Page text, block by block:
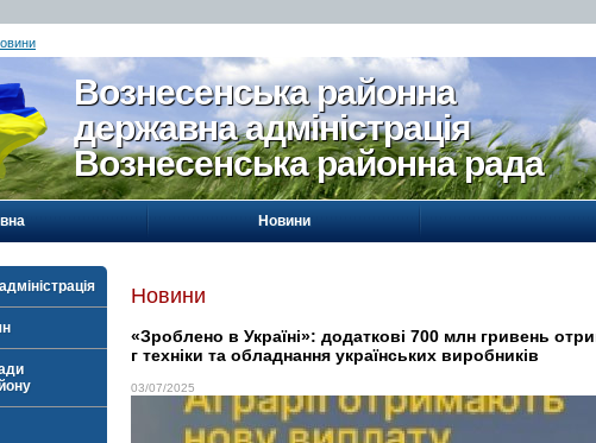
Вознесенська районна
державна адміністрація
Вознесенська районна рада
Новини
Новини
«Зроблено в Україні»: додаткові 700 млн гривень
г техніки та обладнання українських виробників
03/07/2025